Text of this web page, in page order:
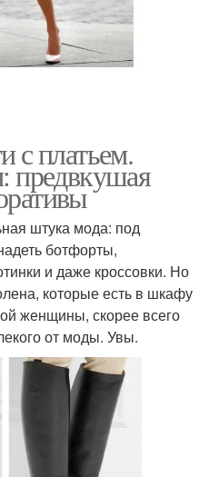
с платьем.
предвкушая
штука мода: под
ботфорты,
и даже кроссовки. Но
которые есть в шкафу
женщины, скорее всего
от моды. Увы.